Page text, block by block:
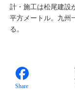
計・施工は松尾建設
平方メートル。九州
る。
Share